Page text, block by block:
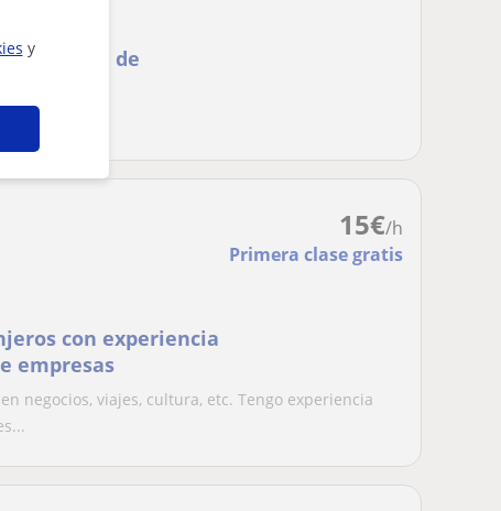
y
provincia de
lengua
15€/h
Primera clase gratis
con experiencia
empresas
negocios, viajes, cultura, etc. Tengo experiencia